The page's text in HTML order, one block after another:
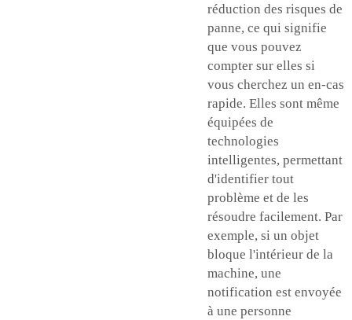
réduction des risques de
panne, ce qui signifie
que vous pouvez
compter sur elles si
vous cherchez un en-cas
rapide. Elles sont même
équipées de
technologies
intelligentes, permettant
d'identifier tout
problème et de les
résoudre facilement. Par
exemple, si un objet
bloque l'intérieur de la
machine, une
notification est envoyée
à une personne